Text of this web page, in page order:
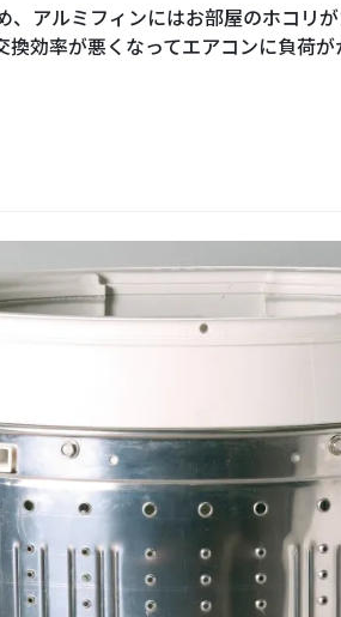
アルミフィンにはお部屋のホコリ
効率が悪くなってエアコンに負荷